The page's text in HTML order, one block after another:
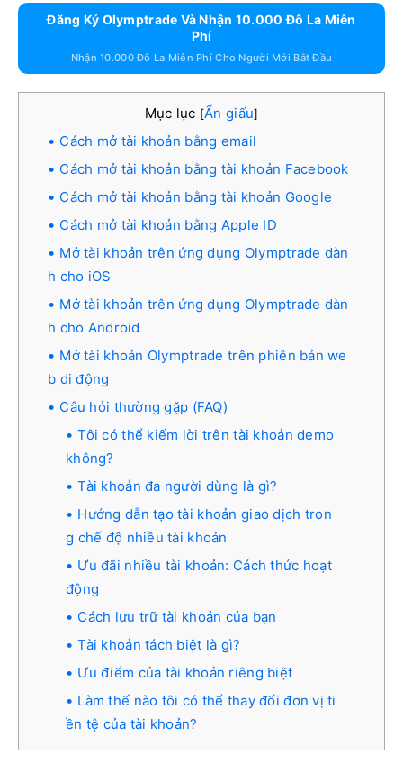
Đăng Ký Olymptrade Và Nhận 10.000 Đô La Miễn
Phí
Nhận 10.000 Đô La Miễn Phí Cho Người Mới Bắt Đầu
Mục lục [Ẩn giấu]
Cách mở tài khoản bằng email
Cách mở tài khoản bằng tài khoản Facebook
Cách mở tài khoản bằng tài khoản Google
Cách mở tài khoản bằng Apple ID
Mở tài khoản trên ứng dụng Olymptrade dàn
h cho iOS
Mở tài khoản trên ứng dụng Olymptrade dàn
h cho Android
Mở tài khoản Olymptrade trên phiên bản we
b di động
Câu hỏi thường gặp (FAQ)
Tôi có thể kiếm lời trên tài khoản demo
không?
Tài khoản đa người dùng là gì?
Hướng dẫn tạo tài khoản giao dịch tron
g chế độ nhiều tài khoản
Ưu đãi nhiều tài khoản: Cách thức hoạt
động
Cách lưu trữ tài khoản của bạn
Tài khoản tách biệt là gì?
Ưu điểm của tài khoản riêng biệt
Làm thế nào tôi có thể thay đổi đơn vị ti
ền tệ của tài khoản?